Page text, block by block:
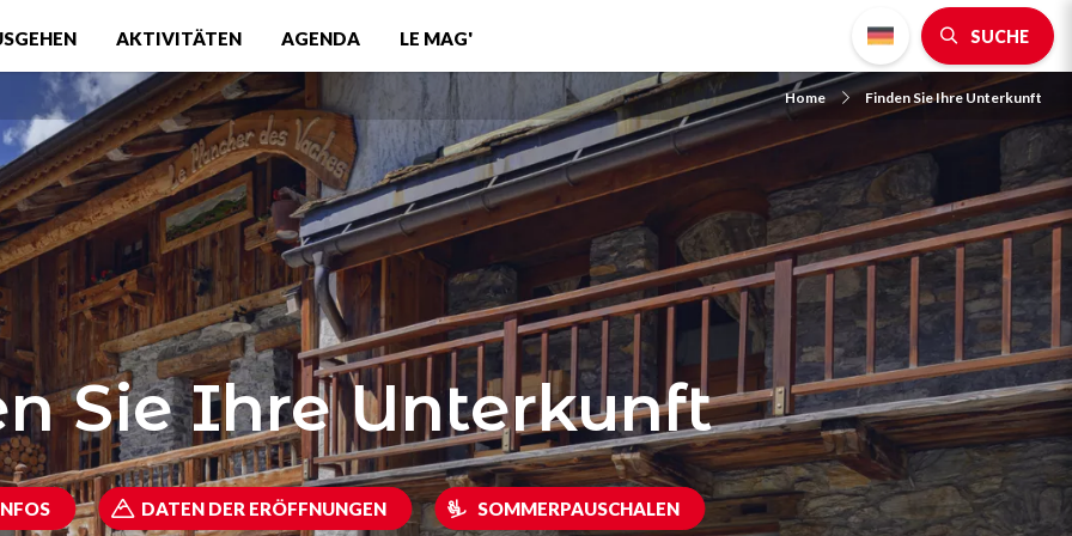
AKTIVITÄTEN AGENDA LE MAG' SUCHE
Home Finden Sie Ihre Unterkunft
Sie Ihre Unterkunft
DATEN DER ERÖFFNUNGEN SOMMERPAUSCHALEN